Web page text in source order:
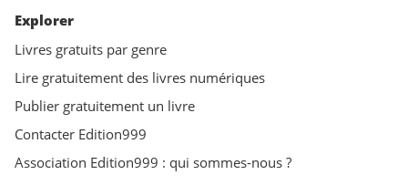
Explorer
Livres gratuits par genre
Lire gratuitement des livres numériques
Publier gratuitement un livre
Contacter Edition999
Association Edition999 : qui sommes-nous ?